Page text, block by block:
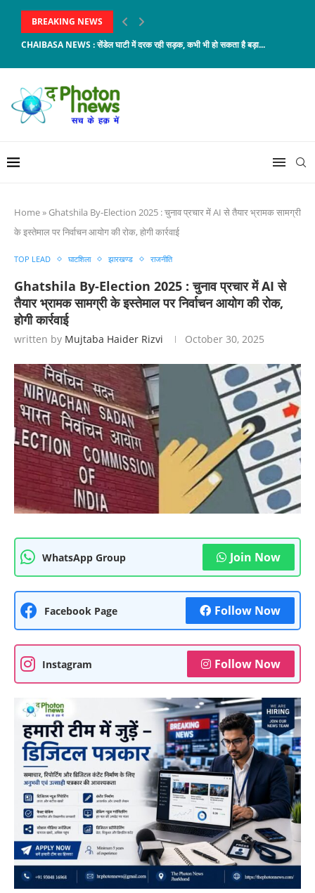
BREAKING NEWS
CHAIBASA NEWS : सेंडेल घाटी में दरक रही सड़क, कभी भी हो सकता है बड़ा...
Home» Ghatshila By-Election 2025 : चुनाव प्रचार में AI से तैयार भ्रामक सामग्री
के इस्तेमाल पर निर्वाचन आयोग की रोक, होगी कार्रवाई
TOP LEAD घाटशिला झारखण्ड राजनीति
Ghatshila By-Election 2025 : चुनाव प्रचार में AI से
तैयार भ्रामक सामग्री के इस्तेमाल पर निर्वाचन आयोग की रोक,
होगी कार्रवाई
written by Mujtaba Haider Rizvi October 30, 2025
WhatsApp Group Join Now
Facebook Page Follow Now
Instagram Follow Now